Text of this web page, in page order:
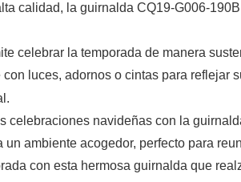
calidad, la guirnalda CQ19-G006-
celebrar la temporada de manera
luces, adornos o cintas para reflejar
celebraciones navideñas con la
un ambiente acogedor, perfecto para
con esta hermosa guirnalda que